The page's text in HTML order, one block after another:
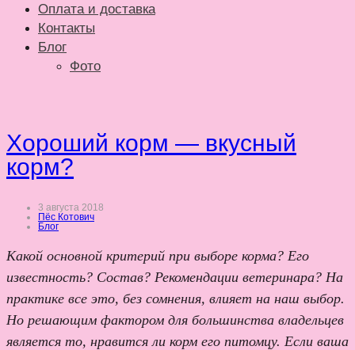
Оплата и доставка
Контакты
Блог
Фото
Хороший корм — вкусный
корм?
3 августа 2018
Пёс Котович
Блог
Какой основной критерий при выборе корма? Его
известность? Состав? Рекомендации ветеринара? На
практике все это, без сомнения, влияет на наш выбор.
Но решающим фактором для большинства владельцев
является то, нравится ли корм его питомцу. Если ваша